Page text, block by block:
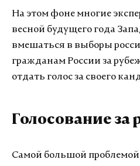
На этом фоне многие
весной будущего года
вмешаться в выборы
гражданам России за
отдать голос за своего
Голосование за
Самой большой